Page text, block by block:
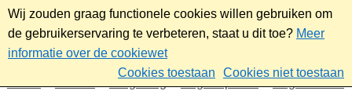
Wij zouden graag functionele cookies willen gebruiken om
de gebruikerservaring te verbeteren, staat u dit toe? Meer
informatie over de cookiewet
Cookies toestaan
Cookies niet toestaan
Omgeving Begraafplaats
Begraven en